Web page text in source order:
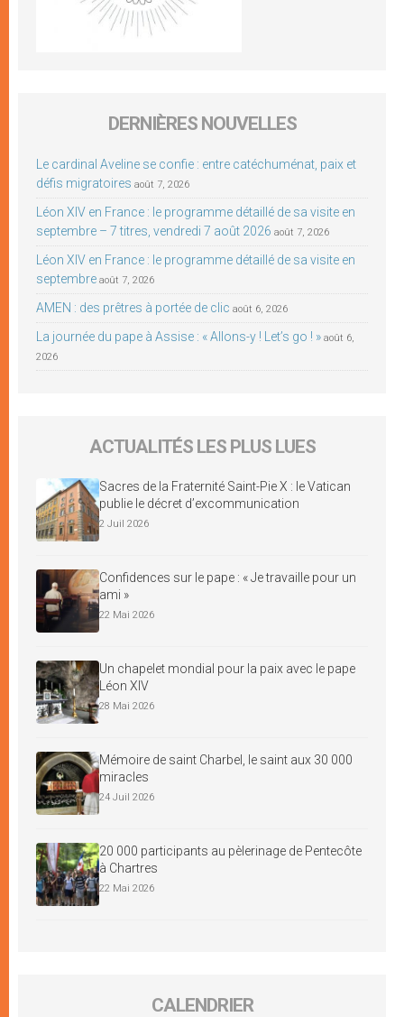
DERNIÈRES NOUVELLES
Le cardinal Aveline se confie : entre catéchuménat, paix et
défis migratoires août 7, 2026
Léon XIV en France : le programme détaillé de sa visite en
septembre – 7 titres, vendredi 7 août 2026 août 7, 2026
Léon XIV en France : le programme détaillé de sa visite en
septembre août 7, 2026
AMEN : des prêtres à portée de clic août 6, 2026
La journée du pape à Assise : « Allons-y ! Let’s go ! » août 6,
2026
ACTUALITÉS LES PLUS LUES
Sacres de la Fraternité Saint-Pie X : le Vatican
publie le décret d’excommunication
2 Juil 2026
Confidences sur le pape : « Je travaille pour un
ami »
22 Mai 2026
Un chapelet mondial pour la paix avec le pape
Léon XIV
28 Mai 2026
Mémoire de saint Charbel, le saint aux 30 000
miracles
24 Juil 2026
20 000 participants au pèlerinage de Pentecôte
à Chartres
22 Mai 2026
CALENDRIER